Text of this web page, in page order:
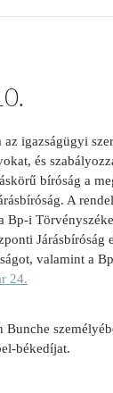
igazságügyi
és
bíróság a
A
Bp-i
Járásbíróság
valamint a
24.
békedíjat.